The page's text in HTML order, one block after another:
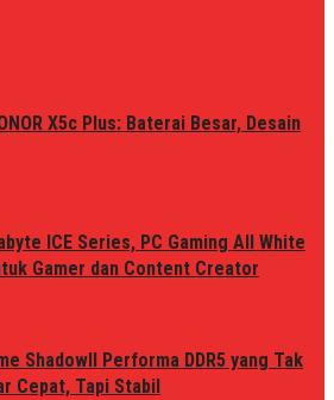
X5c Plus: Baterai Besar, Desain
ICE Series, PC Gaming All White
Gamer dan Content Creator
ShadowII Performa DDR5 yang Tak
Cepat, Tapi Stabil